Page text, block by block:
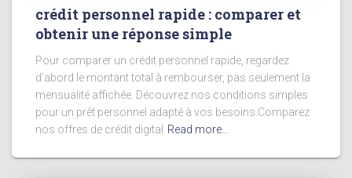
crédit personnel rapide : comparer et
obtenir une réponse simple
Pour comparer un crédit personnel rapide, regardez
d’abord le montant total à rembourser, pas seulement la
mensualité affichée. Découvrez nos conditions simples
pour un prêt personnel adapté à vos besoins.Comparez
nos offres de crédit digital
Read more…